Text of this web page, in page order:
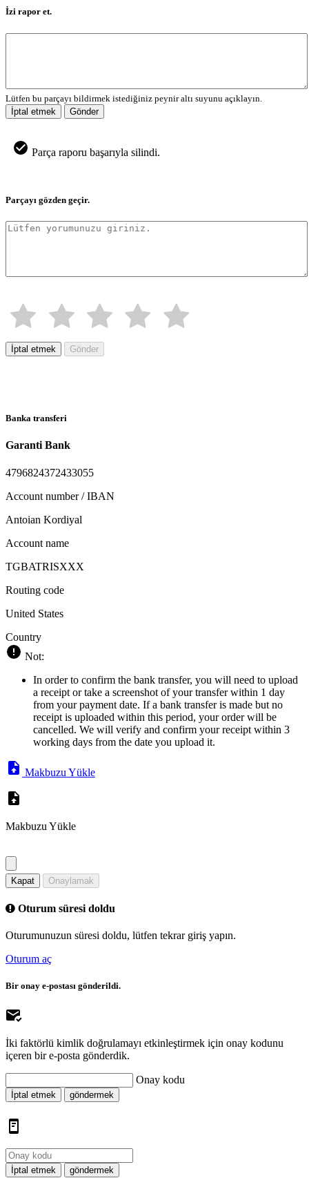
İzi rapor et.
Lütfen bu parçayı bildirmek istediğiniz peynir altı suyunu açıklayın.
İptal etmek
Gönder
Parça raporu başarıyla silindi.
Parçayı gözden geçir.
İptal etmek Gönder
Banka transferi
Garanti Bank
4796824372433055
Account number / IBAN
Antoian Kordiyal
Account name
TGBATRISXXX
Routing code
United States
Country
Not:
In order to confirm the bank transfer, you will need to upload
a receipt or take a screenshot of your transfer within 1 day
from your payment date. If a bank transfer is made but no
receipt is uploaded within this period, your order will be
cancelled. We will verify and confirm your receipt within 3
working days from the date you upload it.
Makbuzu Yükle
Makbuzu Yükle
Kapat Onaylamak
Oturum süresi doldu
Oturumunuzun süresi doldu, lütfen tekrar giriş yapın.
Oturum aç
Bir onay e-postası gönderildi.
İki faktörlü kimlik doğrulamayı etkinleştirmek için onay kodunu
içeren bir e-posta gönderdik.
Onay kodu
İptal etmek göndermek
İptal etmek göndermek